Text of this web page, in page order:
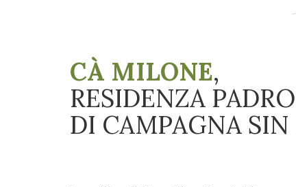
CÀ MILONE,
RESIDENZA
DI CAMPAGNA SIN